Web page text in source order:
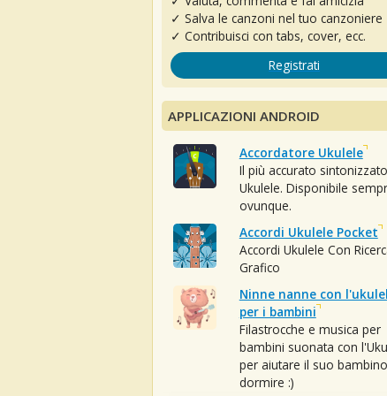
✓ Salva le canzoni nel tuo canzoniere
✓ Contribuisci con tabs, cover, ecc.
Registrati
APPLICAZIONI ANDROID
Accordatore Ukulele
Il più accurato
Ukulele. Disponibile
ovunque.
Accordi Ukulele Pocket
Accordi Ukulele Con
Grafico
Ninne nanne con
per i bambini
Filastrocche e musica per
bambini suonata con
per aiutare il suo
dormire :)